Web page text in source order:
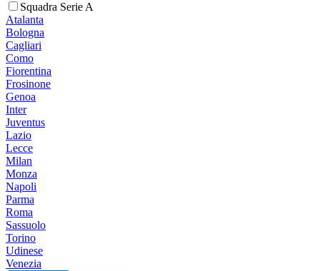
Squadra Serie A
Atalanta
Bologna
Cagliari
Como
Fiorentina
Frosinone
Genoa
Inter
Juventus
Lazio
Lecce
Milan
Monza
Napoli
Parma
Roma
Sassuolo
Torino
Udinese
Venezia